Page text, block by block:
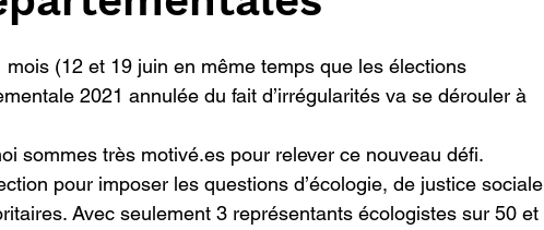
Déchets
mois (12 et 19 juin en même temps que les élections
2021 annulée du fait d’irrégularités va se dérouler à
sommes très motivé.es pour relever ce nouveau défi.
pour imposer les questions d’écologie, de justice sociale
Avec seulement 3 représentants écologistes sur 50 et